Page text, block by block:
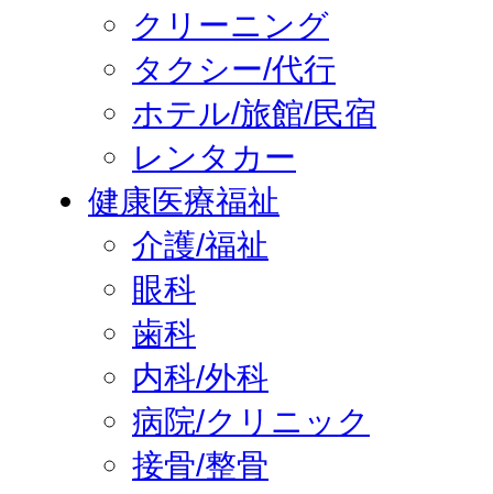
クリーニング
タクシー/代行
ホテル/旅館/民宿
レンタカー
健康医療福祉
介護/福祉
眼科
歯科
内科/外科
病院/クリニック
接骨/整骨